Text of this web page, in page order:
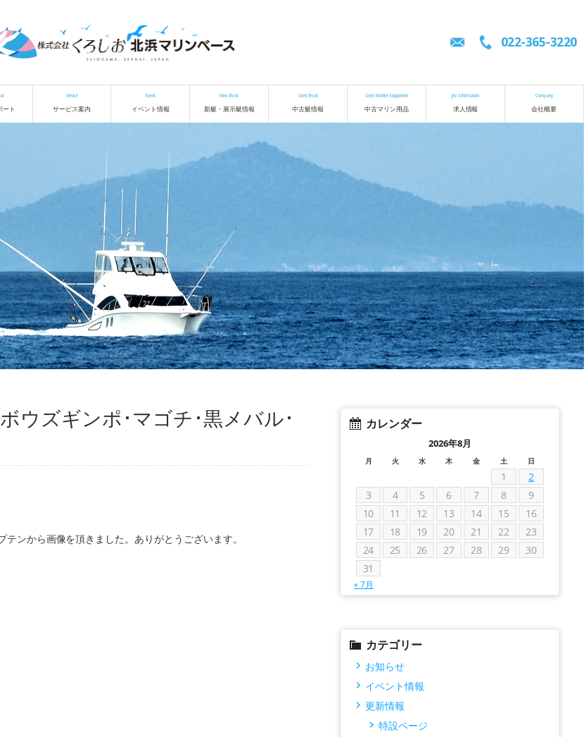
022-365-3220
ート
Service
サービス案内
Event
イベント情報
New Boat
新艇・展示艇情報
Used Boat
中古艇情報
Used Marine Equipment
中古マリン用品
Job Information
求人情報
Company
会社概要
ズギンポ･マゴチ･黒メバル･
ンから画像を頂きました。ありがとうございます。
カレンダー
2026年8月
月 火 水 木 金 土 日
1
2
3
4 5 6 7 8
9
10
11 12 13 14 15
16
17
18 19 20 21 22
23
24
25 26 27 28 29
30
31
« 7月
カテゴリー
お知らせ
イベント情報
更新情報
特設ページ